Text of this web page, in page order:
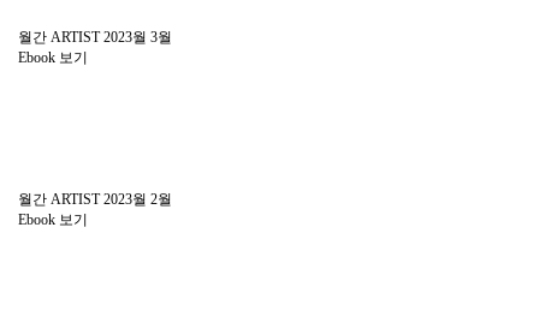
월간 ARTIST 2023월 3월
Ebook 보기
월간 ARTIST 2023월 2월
Ebook 보기